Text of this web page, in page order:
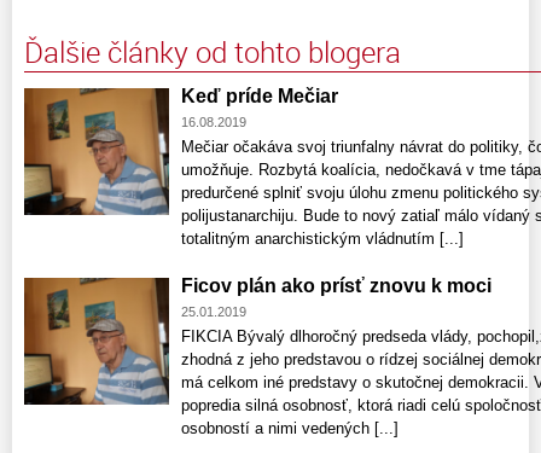
Ďalšie články od tohto blogera
Keď príde Mečiar
16.08.2019
Mečiar očakáva svoj triunfalny návrat do politiky,
umožňuje. Rozbytá koalícia, nedočkavá v tme
predurčené splniť svoju úlohu zmenu politického
polijustanarchiju. Bude to nový zatiaľ málo vídaný
totalitným anarchistickým vládnutím [...]
Ficov plán ako prísť znovu k moci
25.01.2019
FIKCIA Bývalý dlhoročný predseda vlády,
zhodná z jeho predstavou o rídzej sociálnej
má celkom iné predstavy o skutočnej demokracii.
popredia silná osobnosť, ktorá riadi celú
osobností a nimi vedených [...]